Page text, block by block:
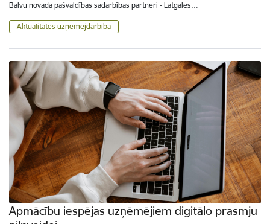
Balvu novada pašvaldības sadarbības partneri - Latgales…
Aktualitātes uzņēmējdarbībā
Apmācību iespējas uzņēmējiem digitālo prasmju